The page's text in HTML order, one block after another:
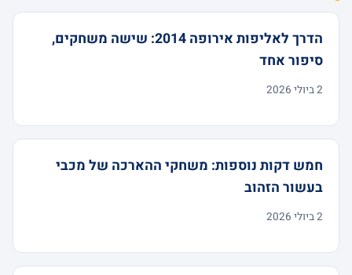
הדרך לאליפות אירופה 2014: שישה משחקים,
סיפור אחד
2 ביולי 2026
חמש דקות נוספות: משחקי ההארכה של מכבי
בעשור הזהוב
2 ביולי 2026